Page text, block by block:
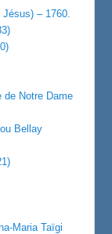
– 1760.
de Notre Dame
Bellay
Maria Taïgi